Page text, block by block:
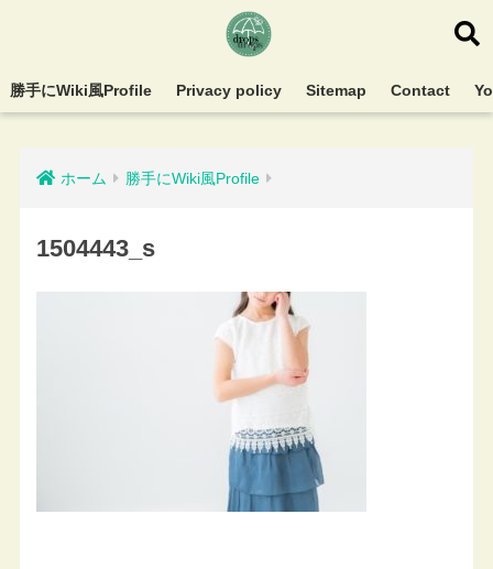
勝手にWiki風Profile Privacy policy Sitemap Contact
ホーム 勝手にWiki風Profile
1504443_s